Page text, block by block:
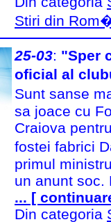
Stiri din
25-03: "Sper
oficial al
Sunt sanse
sa joace cu
Craiova
fostei fabrici
primul
un anunt soc.
... [
Din categoria